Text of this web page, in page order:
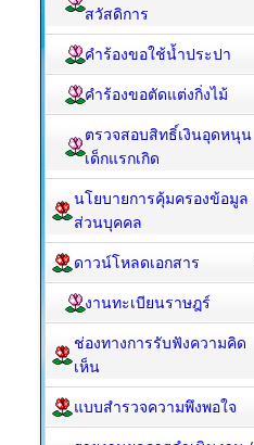
สวัสดิการ
คำร้องขอใช้น้ำประปา
คำร้องขอตัดแต่งกิ่งไม้
ตรวจสอบสิทธิ์เงินอุดหนุน
เด็กแรกเกิด
นโยบายการคุ้มครองข้อมูล
ส่วนบุคคล
ดาวน์โหลดเอกสาร
งานทะเบียนราษฎร์
ช่องทางการรับฟังความคิด
เห็น
แบบสำรวจความพึงพอใจ